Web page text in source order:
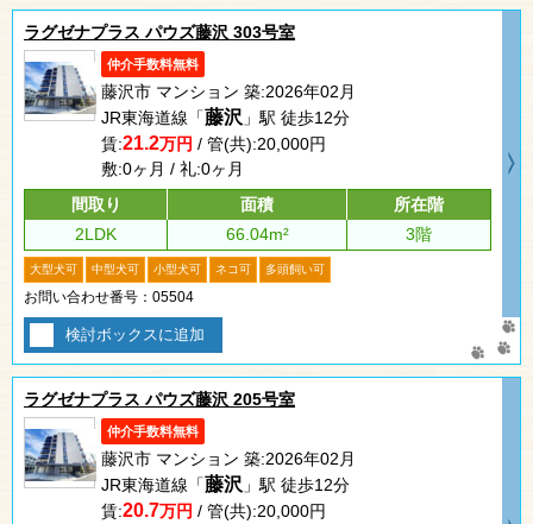
ラグゼナプラス パウズ藤沢 303号室
仲介手数料無料
藤沢市 マンション 築:2026年02月
JR東海道線「藤沢 」駅 徒歩12分
賃:21.2万円 / 管(共):20,000円
敷:0ヶ月 / 礼:0ヶ月
間取り
面積
所在階
2LDK
66.04m² 3階
大型犬可 中型犬可 小型犬可 ネコ可 多頭飼い可
お問い合わせ番号：05504
検討ボックスに追加
ラグゼナプラス パウズ藤沢 205号室
仲介手数料無料
藤沢市 マンション 築:2026年02月
JR東海道線「藤沢 」駅 徒歩12分
賃:20.7万円 / 管(共):20,000円